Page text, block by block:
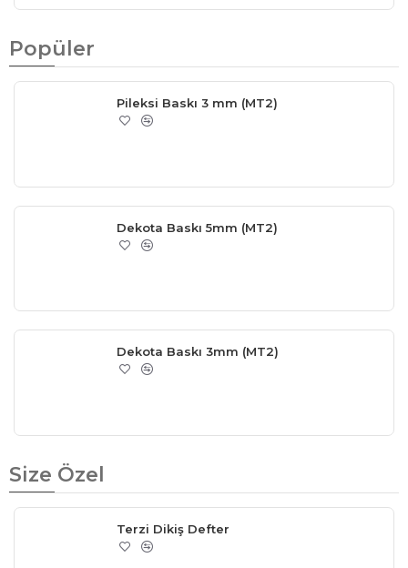
Popüler
Pileksi Baskı 3 mm (MT2)
Dekota Baskı 5mm (MT2)
Dekota Baskı 3mm (MT2)
Size Özel
Terzi Dikiş Defter